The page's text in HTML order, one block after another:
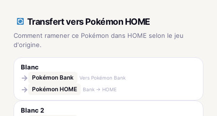
Transfert vers Pokémon HOME
Comment ramener ce Pokémon dans HOME selon le jeu
d'origine.
Blanc
→ Pokémon Bank Vers Pokémon Bank
→ Pokémon HOME Bank → HOME
Blanc 2